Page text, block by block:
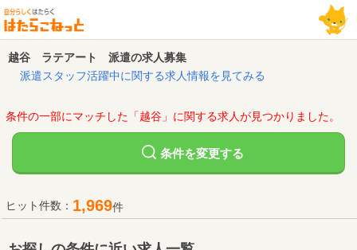
越谷 ラテアート 派遣の求人募集
派遣スタッフ活躍中に関する求人情報を見てみる
条件の一部にマッチした「越谷」に関する求人が見つかりました。
条件を変更する
ヒット件数： 1,969件